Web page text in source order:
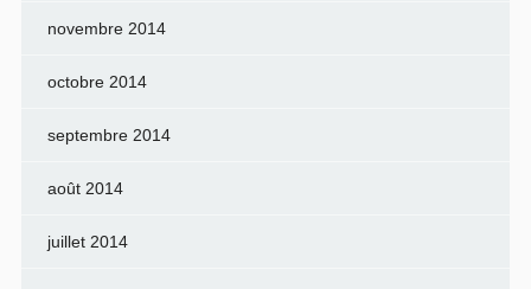
novembre 2014
octobre 2014
septembre 2014
août 2014
juillet 2014